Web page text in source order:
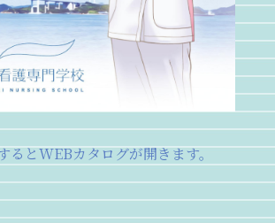
るとWEBカタログが開きます。